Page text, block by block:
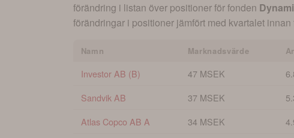
förändring i listan över positioner för fonden
förändringar i positioner jämfört med kvartalet
Namn Marknadsvärde
Investor AB (B) 47 MSEK
Sandvik AB 37 MSEK
Atlas Copco AB A 34 MSEK